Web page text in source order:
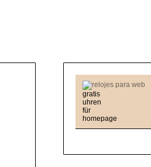
relojes para web